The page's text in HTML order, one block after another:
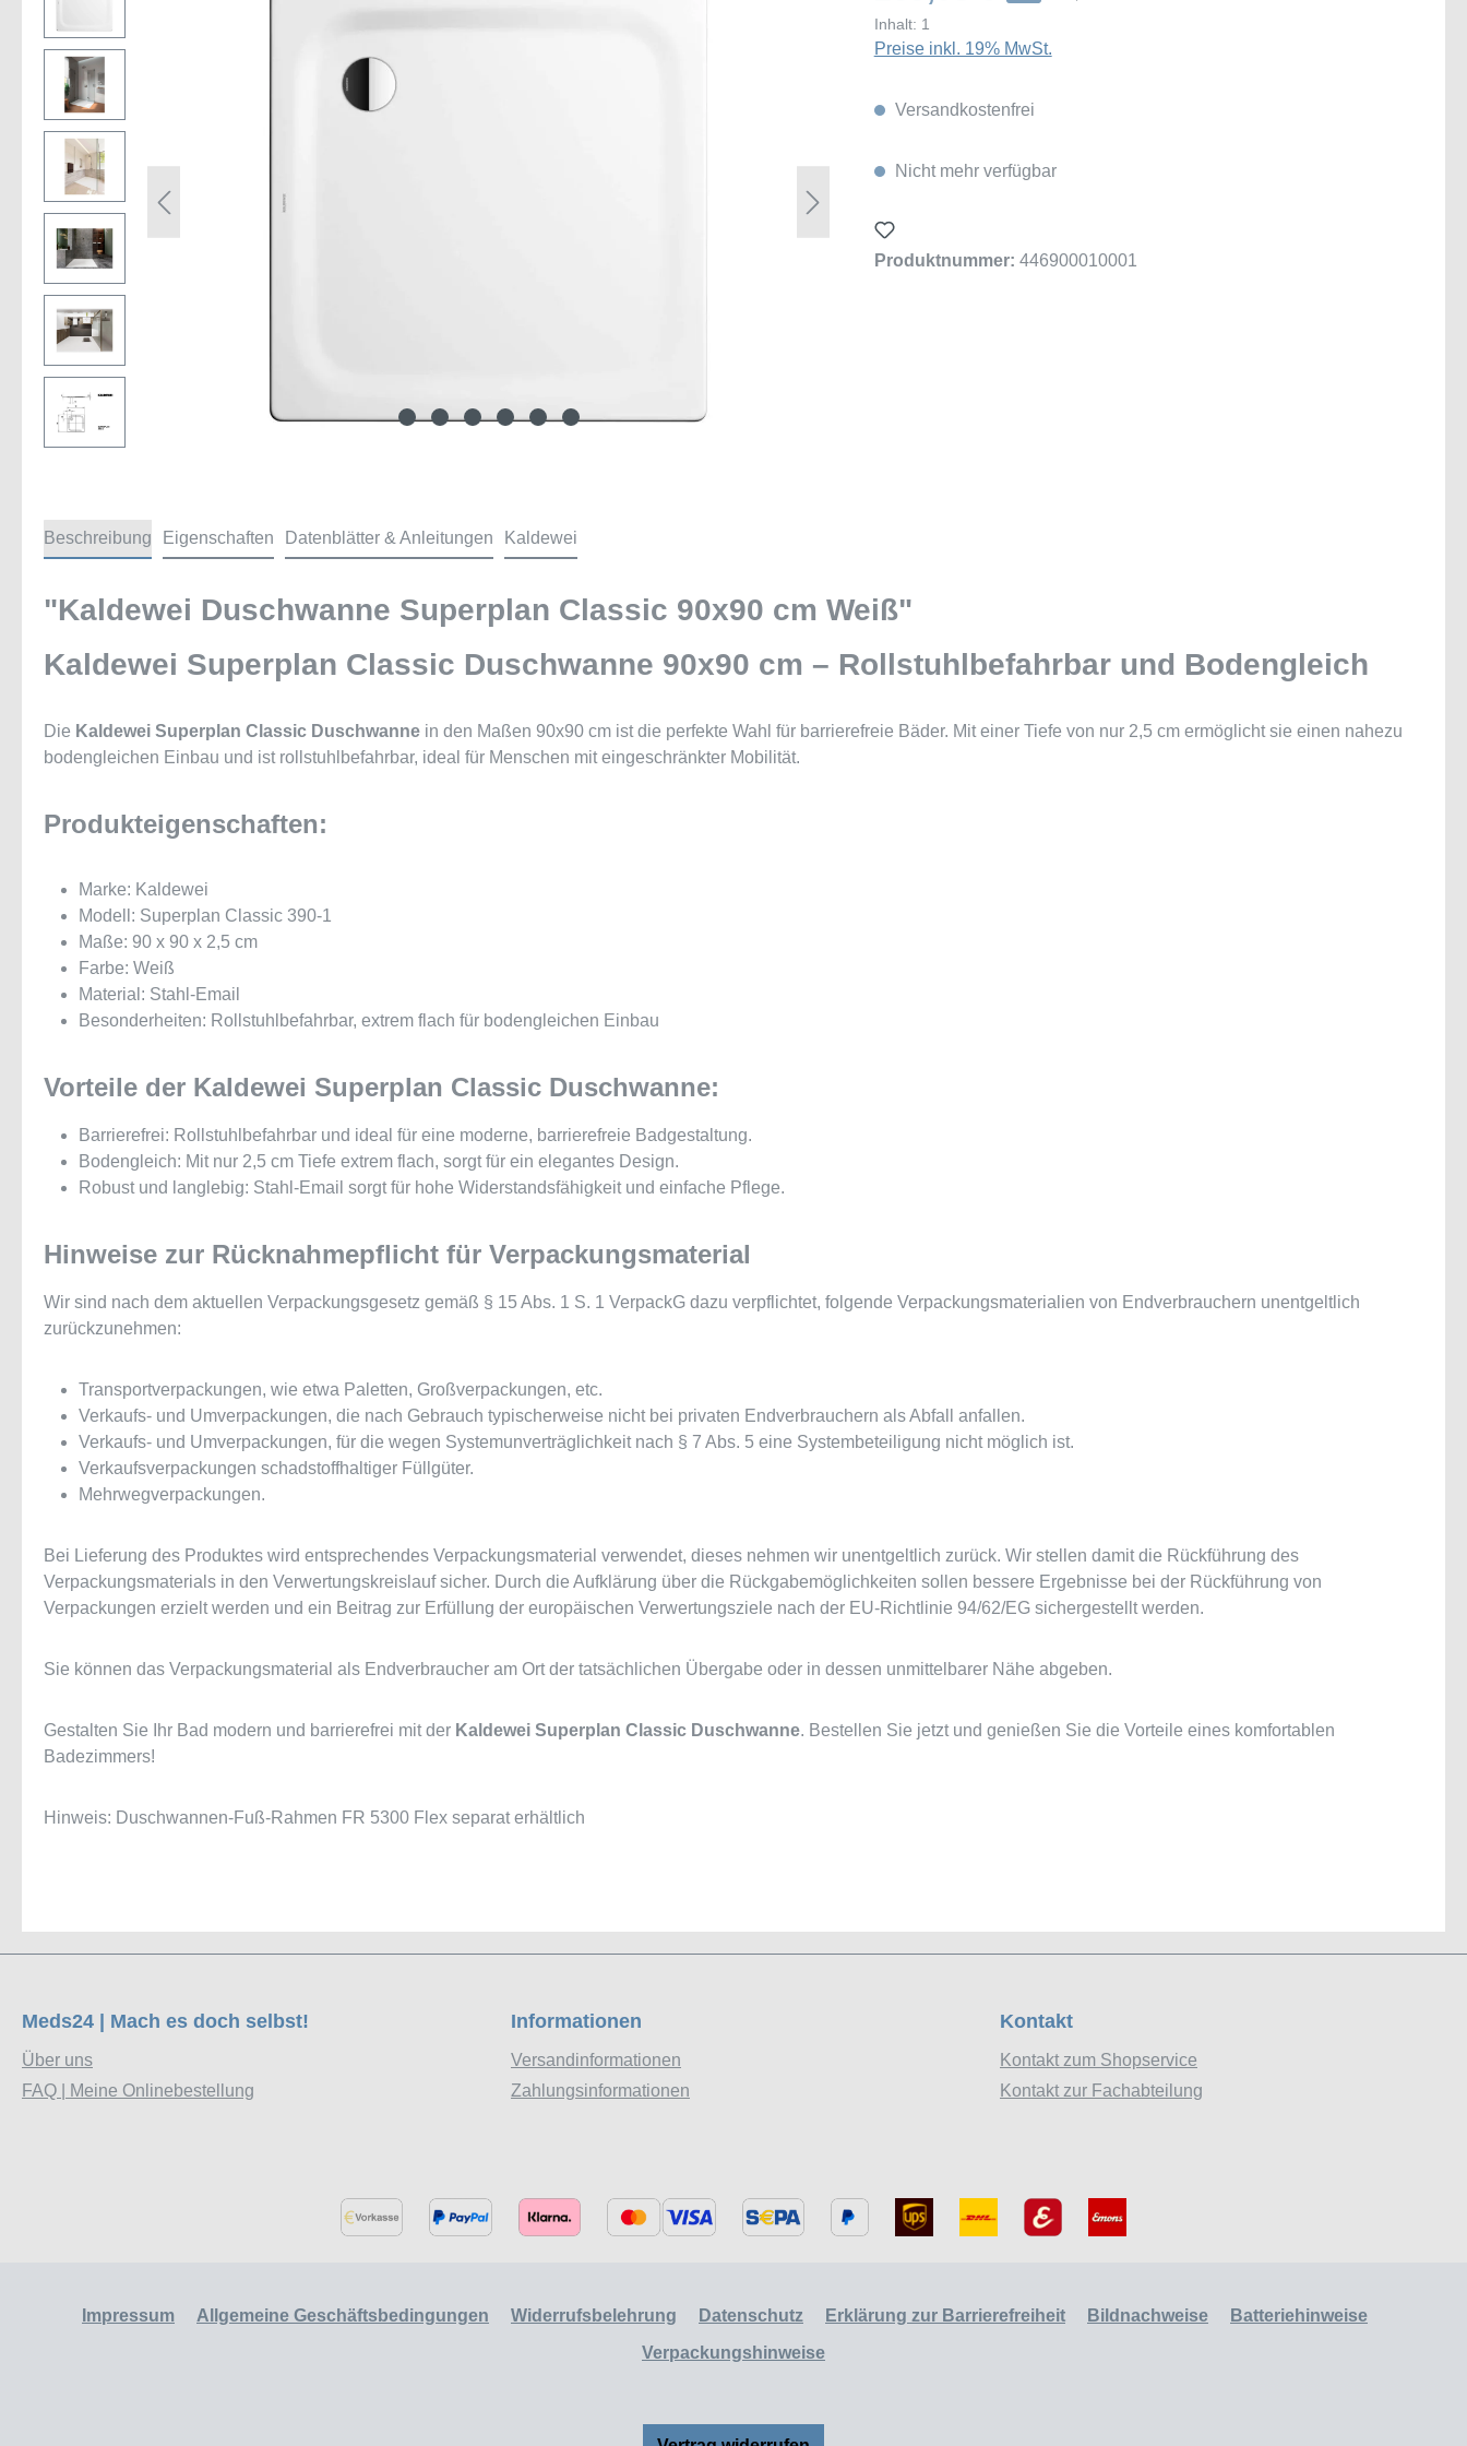
Inhalt: 1
Preise inkl. 19% MwSt.
Versandkostenfrei
Nicht mehr verfügbar
Produktnummer: 446900010001
Beschreibung Eigenschaften Datenblätter & Anleitungen Kaldewei
"Kaldewei Duschwanne Superplan Classic 90x90 cm Weiß"
Kaldewei Superplan Classic Duschwanne 90x90 cm – Rollstuhlbefahrbar und Bodengleich
Die Kaldewei Superplan Classic Duschwanne in den Maßen 90x90 cm ist die perfekte Wahl für barrierefreie Bäder. Mit einer Tiefe von nur 2,5 cm ermöglicht sie einen nahezu
bodengleichen Einbau und ist rollstuhlbefahrbar, ideal für Menschen mit eingeschränkter Mobilität.
Produkteigenschaften:
Marke: Kaldewei
Modell: Superplan Classic 390-1
Maße: 90 x 90 x 2,5 cm
Farbe: Weiß
Material: Stahl-Email
Besonderheiten: Rollstuhlbefahrbar, extrem flach für bodengleichen Einbau
Vorteile der Kaldewei Superplan Classic Duschwanne:
Barrierefrei: Rollstuhlbefahrbar und ideal für eine moderne, barrierefreie Badgestaltung.
Bodengleich: Mit nur 2,5 cm Tiefe extrem flach, sorgt für ein elegantes Design.
Robust und langlebig: Stahl-Email sorgt für hohe Widerstandsfähigkeit und einfache Pflege.
Hinweise zur Rücknahmepflicht für Verpackungsmaterial
Wir sind nach dem aktuellen Verpackungsgesetz gemäß § 15 Abs. 1 S. 1 VerpackG dazu verpflichtet, folgende Verpackungsmaterialien von Endverbrauchern unentgeltlich
zurückzunehmen:
Transportverpackungen, wie etwa Paletten, Großverpackungen, etc.
Verkaufs- und Umverpackungen, die nach Gebrauch typischerweise nicht bei privaten Endverbrauchern als Abfall anfallen.
Verkaufs- und Umverpackungen, für die wegen Systemunverträglichkeit nach § 7 Abs. 5 eine Systembeteiligung nicht möglich ist.
Verkaufsverpackungen schadstoffhaltiger Füllgüter.
Mehrwegverpackungen.
Bei Lieferung des Produktes wird entsprechendes Verpackungsmaterial verwendet, dieses nehmen wir unentgeltlich zurück. Wir stellen damit die Rückführung des
Verpackungsmaterials in den Verwertungskreislauf sicher. Durch die Aufklärung über die Rückgabemöglichkeiten sollen bessere Ergebnisse bei der Rückführung von
Verpackungen erzielt werden und ein Beitrag zur Erfüllung der europäischen Verwertungsziele nach der EU-Richtlinie 94/62/EG sichergestellt werden.
Sie können das Verpackungsmaterial als Endverbraucher am Ort der tatsächlichen Übergabe oder in dessen unmittelbarer Nähe abgeben.
Gestalten Sie Ihr Bad modern und barrierefrei mit der Kaldewei Superplan Classic Duschwanne. Bestellen Sie jetzt und genießen Sie die Vorteile eines komfortablen
Badezimmers!
Hinweis: Duschwannen-Fuß-Rahmen FR 5300 Flex separat erhältlich
Meds24 | Mach es doch selbst!
Über uns
FAQ | Meine Onlinebestellung
Informationen
Versandinformationen
Zahlungsinformationen
Kontakt
Kontakt zum Shopservice
Kontakt zur Fachabteilung
Impressum Allgemeine Geschäftsbedingungen Widerrufsbelehrung Datenschutz Erklärung zur Barrierefreiheit Bildnachweise
Batteriehinweise
Verpackungshinweise